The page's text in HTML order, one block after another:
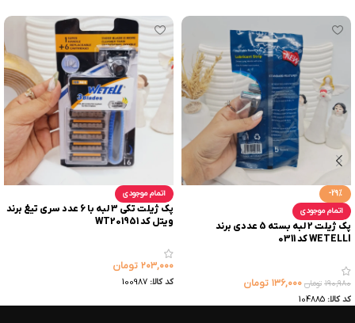
-29%
اتمام موجودی
پک ژیلت 2 لبه بسته 5 عددی برند
WETELLI کد 0311
۱۹۰,۹۸۰ تومان ۱۳۶,۰۰۰ تومان
کد کالا: 104885
اتمام موجودی
پک ژیلت تکی 3 لبه با 6 عدد سری تیغ برند
ویتل کد WT201951
۲۰۳,۰۰۰ تومان
کد کالا: 100987